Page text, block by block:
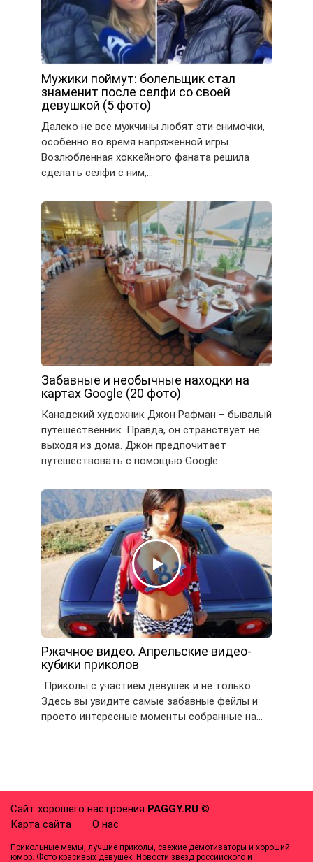
Мужики поймут: болельщик стал
знаменит после селфи со своей
девушкой (5 фото)
Далеко не все мужчины любят эти снимочки,
особенно во время напряжённой игры.
Возлюбленная хоккейного фаната решила
сделать селфи с ним,…
Забавные и необычные находки на
картах Google (20 фото)
Канадский художник Джон Рафман – бывалый
путешественник. Правда, он странствует не
выходя из дома. Джон предпочитает
путешествовать с помощью Google…
Ржачное видео. Апрельские видео-
кубики приколов
Приколы с участием девушек и не только.
Здесь вы увидите самые забавные фейлы и
просто интересные моменты собранные на…
Сайт хорошего настроения PAGGY.RU ©
Карта сайта
О нас
Прикольные мемы, лучшие приколы, свежие демотиваторы и хороший
юмор. Фото красивых девушек. Новости звёзд российского и